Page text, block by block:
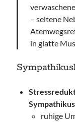
– seltene
in glatte
ruhige